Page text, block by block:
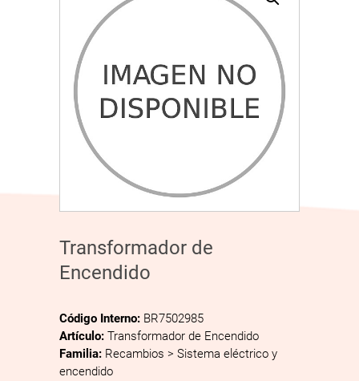
Transformador de
Encendido
Código Interno: BR7502985
Artículo: Transformador de Encendido
Familia: Recambios > Sistema eléctrico y
encendido